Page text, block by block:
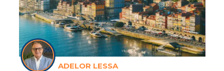
ADELOR LESSA